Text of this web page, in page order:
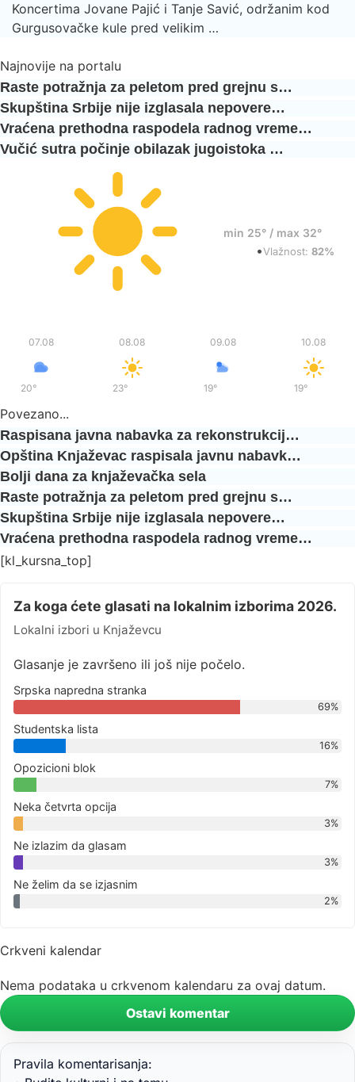
Koncertima Jovane Pajić i Tanje Savić, održanim kod
Gurgusovačke kule pred velikim …
Najnovije na portalu
Raste potražnja za peletom pred grejnu s…
Skupština Srbije nije izglasala nepovere…
Vraćena prethodna raspodela radnog vreme…
Vučić sutra počinje obilazak jugoistoka …
min 25° / max 32°
•Vlažnost: 82%
07.08
20°
08.08
23°/
09.08
19°
10.08
19°
Povezano...
Raspisana javna nabavka za rekonstrukcij…
Opština Knjaževac raspisala javnu nabavk…
Bolji dana za knjaževačka sela
Raste potražnja za peletom pred grejnu s…
Skupština Srbije nije izglasala nepovere…
Vraćena prethodna raspodela radnog vreme…
[kl_kursna_top]
Za koga ćete glasati na lokalnim izborima 2026.
Lokalni izbori u Knjaževcu
Glasanje je završeno ili još nije počelo.
Srpska napredna stranka
69%
Studentska lista
16%
Opozicioni blok
7%
Neka četvrta opcija
3%
Ne izlazim da glasam
3%
Ne želim da se izjasnim
2%
Crkveni kalendar
Nema podataka u crkvenom kalendaru za ovaj datum.
Ostavi komentar
Pravila komentarisanja: